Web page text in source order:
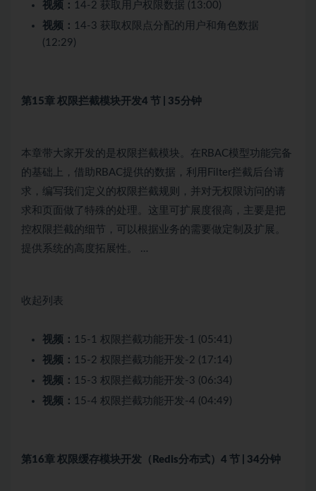
视频： 14-2 获取用户权限数据 (13:00)
视频： 14-3 获取权限点分配的用户和角色数据
(12:29)
第15章 权限拦截模块开发4 节 | 35分钟
本章带大家开发的是权限拦截模块。在RBAC模型功能完备
的基础上，借助RBAC提供的数据，利用Filter拦截后台请
求，编写我们定义的权限拦截规则，并对无权限访问的请
求和页面做了特殊的处理。这里可扩展度很高，主要是把
控权限拦截的细节，可以根据业务的需要做定制及扩展。
提供系统的高度拓展性。 …
收起列表
视频： 15-1 权限拦截功能开发-1 (05:41)
视频： 15-2 权限拦截功能开发-2 (17:14)
视频： 15-3 权限拦截功能开发-3 (06:34)
视频： 15-4 权限拦截功能开发-4 (04:49)
第16章 权限缓存模块开发（Redis分布式） 4 节 | 34分钟